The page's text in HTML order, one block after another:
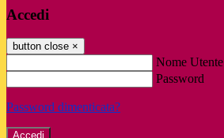
Accedi
button close ×
Nome Utente
Password
Password dimenticata?